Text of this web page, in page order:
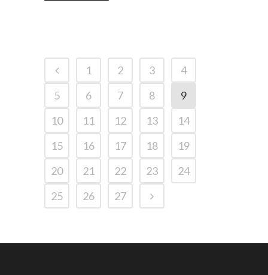
1 2 3
4
5
6 7 8
9
10
11 12 13
14
15
16 17 18
19
20
21 22 23
24
25
26 27